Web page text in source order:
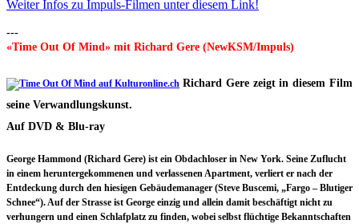
Weiter Infos zu Impuls-Filmen unter diesem Link!
---
«Time Out Of Mind» mit Richard Gere (NewKSM/Impuls)
Richard Gere zeigt in diesem Film
seine Verwandlungskunst.
Auf DVD & Blu-ray
George Hammond (Richard Gere) ist ein Obdachloser in New York. Seine Zuflucht
in einem heruntergekommenen und verlassenen Apartment, verliert er nach der
Entdeckung durch den hiesigen Gebäudemanager (Steve Buscemi, „Fargo – Blutiger
Schnee“). Auf der Strasse ist George einzig und allein damit beschäftigt nicht zu
verhungern und einen Schlafplatz zu finden, wobei selbst flüchtige Bekanntschaften